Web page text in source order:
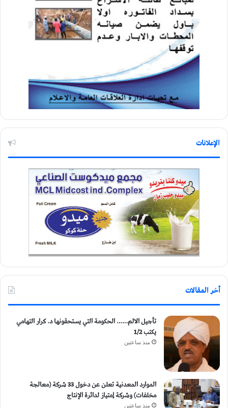
الإعلانات
أخر المقالات
تأجيل الالم…… الحكومة التي يستحقونها د. كرار التهامي
يكتب 1/2
منذ ساعتين
الموارد المعدنية تعلن عن دخول 33 شركة (معالجة
مخلفات) وشركة إمتياز لدائرة الإنتاج
منذ ساعتين